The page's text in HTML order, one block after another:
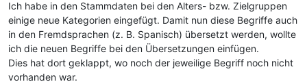
Ich habe in den Stammdaten bei den Alters- bzw. Zielgruppen
einige neue Kategorien eingefügt. Damit nun diese Begriffe auch
in den Fremdsprachen (z. B. Spanisch) übersetzt werden, wollte
ich die neuen Begriffe bei den Übersetzungen einfügen.
Dies hat dort geklappt, wo noch der jeweilige Begriff noch nicht
vorhanden war.